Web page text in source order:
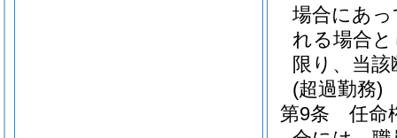
場合にあ
れる場合
限り、当
(超過勤務)
第9条
任命